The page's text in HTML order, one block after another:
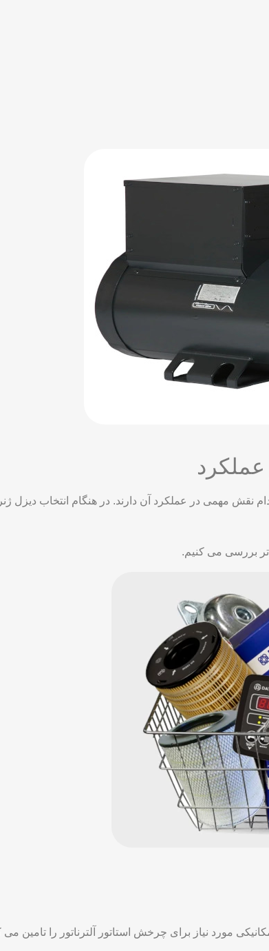
نقش مهمی در عملکرد آن دارند. در هنگام انتخاب دیزل
تر بررسی می کنیم.
مورد نیاز برای چرخش استاتور آلترناتور را تامین